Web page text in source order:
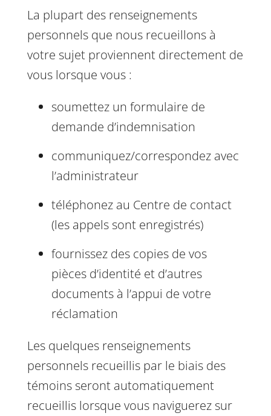
La plupart des renseignements
personnels que nous recueillons à
votre sujet proviennent directement de
vous lorsque vous :
soumettez un formulaire de
demande d’indemnisation
communiquez/correspondez avec
l’administrateur
téléphonez au Centre de contact
(les appels sont enregistrés)
fournissez des copies de vos
pièces d’identité et d’autres
documents à l’appui de votre
réclamation
Les quelques renseignements
personnels recueillis par le biais des
témoins seront automatiquement
recueillis lorsque vous naviguerez sur